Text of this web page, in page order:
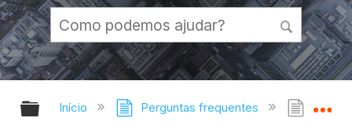
Expandir/recolher hierarquia
Início Perguntas frequentes